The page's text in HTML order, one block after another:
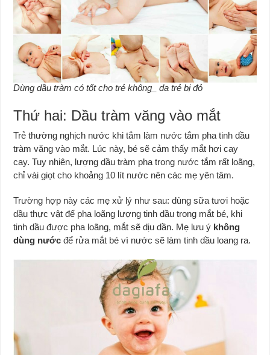
Dùng dầu tràm có tốt cho trẻ không_ da trẻ bị đỏ
Thứ hai: Dầu tràm văng vào mắt
Trẻ thường nghịch nước khi tắm làm nước tắm pha tinh dầu
tràm văng vào mắt. Lúc này, bé sẽ cảm thấy mắt hơi cay
cay. Tuy nhiên, lượng dầu tràm pha trong nước tắm rất loãng,
chỉ vài giọt cho khoảng 10 lít nước nên các mẹ yên tâm.
Trường hợp này các mẹ xử lý như sau: dùng sữa tươi hoặc
dầu thực vật để pha loãng lượng tinh dầu trong mắt bé, khi
tinh dầu được pha loãng, mắt sẽ dịu dần. Mẹ lưu ý không
dùng nước để rửa mắt bé vì nước sẽ làm tinh dầu loang ra.